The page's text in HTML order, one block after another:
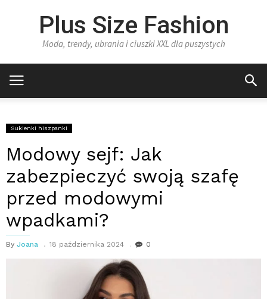
Plus Size Fashion
Moda, trendy, ubrania i ciuszki XXL dla puszystych
Sukienki hiszpanki
Modowy sejf: Jak
zabezpieczyć swoją szafę
przed modowymi
wpadkami?
By Joana 18 października 2024 0